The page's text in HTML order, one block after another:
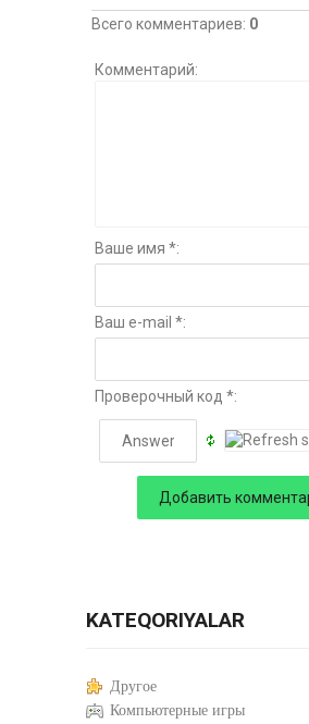
Всего комментариев: 0
Комментарий:
Ваше имя *:
Ваш e-mail *:
Проверочный код *:
KATEQORIYALAR
Другое
Компьютерные игры